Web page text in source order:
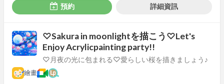
預約 詳細資訊
♡Sakura in moonlightを描こう♡Let's
Enjoy Acrylicpainting party!!
♡月夜の光に包まれる♡愛らしい桜を描きましょう♪
繪畫